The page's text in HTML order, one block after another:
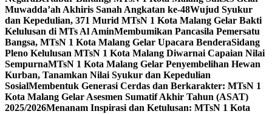
Muwadda’ah Akhiris Sanah Angkatan ke-48Wujud Syukur
dan Kepedulian, 371 Murid MTsN 1 Kota Malang Gelar Bakti
Kelulusan di MTs Al AminMembumikan Pancasila Pemersatu
Bangsa, MTsN 1 Kota Malang Gelar Upacara BenderaSidang
Pleno Kelulusan MTsN 1 Kota Malang Diwarnai Capaian Nilai
SempurnaMTsN 1 Kota Malang Gelar Penyembelihan Hewan
Kurban, Tanamkan Nilai Syukur dan Kepedulian
SosialMembentuk Generasi Cerdas dan Berkarakter: MTsN 1
Kota Malang Gelar Asesmen Sumatif Akhir Tahun (ASAT)
2025/2026Menanam Inspirasi dan Ketulusan: MTsN 1 Kota